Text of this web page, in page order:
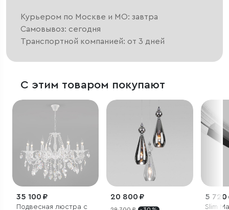
Курьером по Москве и МО: завтра
Самовывоз: сегодня
Транспортной компанией: от 3 дней
С этим товаром покупают
35 100 ₽
Подвесная люстра с
20 800 ₽ 5 720
Slim